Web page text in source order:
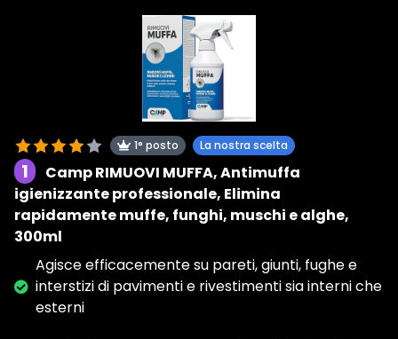
1° posto La nostra scelta
1
Camp RIMUOVI MUFFA, Antimuffa
igienizzante professionale, Elimina
rapidamente muffe, funghi, muschi e alghe,
300ml
Agisce efficacemente su pareti, giunti, fughe e
interstizi di pavimenti e rivestimenti sia interni che
esterni